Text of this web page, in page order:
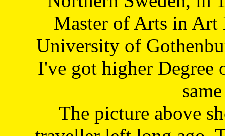
Master of Arts in Art
University of
I've got higher Degree
The picture above